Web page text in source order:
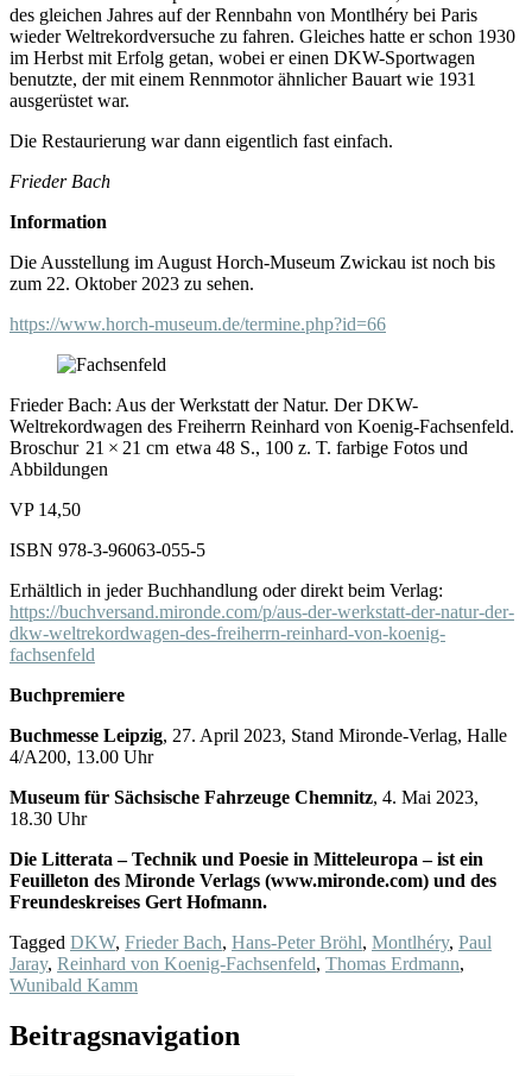
des gleichen Jahres auf der Rennbahn von Montlhéry bei Paris
wieder Weltrekordversuche zu fahren. Gleiches hatte er schon 1930
im Herbst mit Erfolg getan, wobei er einen DKW-Sportwagen
benutzte, der mit einem Rennmotor ähnlicher Bauart wie 1931
ausgerüstet war.
Die Restaurierung war dann eigentlich fast einfach.
Frieder Bach
Information
Die Ausstellung im August Horch-Museum Zwickau ist noch bis
zum 22. Oktober 2023 zu sehen.
https://www.horch-museum.de/termine.php?id=66
Frieder Bach: Aus der Werkstatt der Natur. Der DKW-
Weltrekordwagen des Freiherrn Reinhard von Koenig-Fachsenfeld.
Broschur 21 × 21 cm etwa 48 S., 100 z. T. farbige Fotos und
Abbildungen
VP 14,50
ISBN 978-3-96063-055-5
Erhältlich in jeder Buchhandlung oder direkt beim Verlag:
https://buchversand.mironde.com/p/aus-der-werkstatt-der-natur-der-
dkw-weltrekordwagen-des-freiherrn-reinhard-von-koenig-
fachsenfeld
Buchpremiere
Buchmesse Leipzig, 27. April 2023, Stand Mironde-Verlag, Halle
4/A200, 13.00 Uhr
Museum für Sächsische Fahrzeuge Chemnitz, 4. Mai 2023,
18.30 Uhr
Die Litterata – Technik und Poesie in Mitteleuropa – ist ein
Feuilleton des Mironde Verlags (www.mironde.com) und des
Freundeskreises Gert Hofmann.
Tagged DKW, Frieder Bach, Hans-Peter Bröhl, Montlhéry, Paul
Jaray, Reinhard von Koenig-Fachsenfeld, Thomas Erdmann,
Wunibald Kamm
Beitragsnavigation